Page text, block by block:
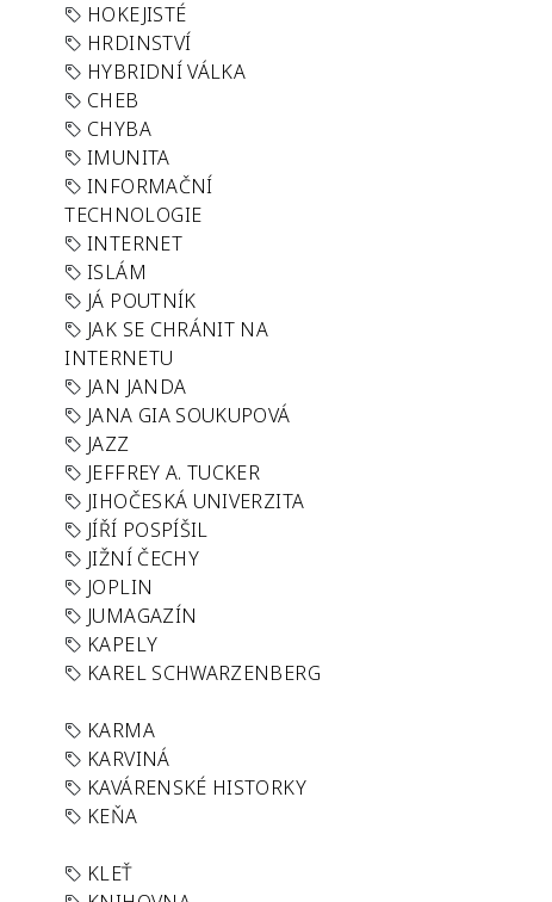
HOKEJISTÉ
HRDINSTVÍ
HYBRIDNÍ VÁLKA
CHEB
CHYBA
IMUNITA
INFORMAČNÍ
TECHNOLOGIE
INTERNET
ISLÁM
JÁ POUTNÍK
JAK SE CHRÁNIT NA
INTERNETU
JAN JANDA
JANA GIA SOUKUPOVÁ
JAZZ
JEFFREY A. TUCKER
JIHOČESKÁ UNIVERZITA
JÍŘÍ POSPÍŠIL
JIŽNÍ ČECHY
JOPLIN
JUMAGAZÍN
KAPELY
KAREL SCHWARZENBERG
KARMA
KARVINÁ
KAVÁRENSKÉ HISTORKY
KEŇA
KLEŤ